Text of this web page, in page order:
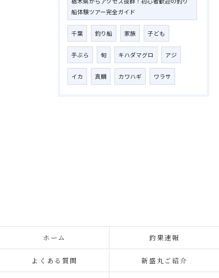
船体験ツアー完全ガイド
千葉 釣り船 家族 子ども
手ぶら 旬 キハダマグロ アジ
イカ 真鯛 カワハギ ワラサ
ホーム 釣果速報
よくある質問 新盛丸ご紹介